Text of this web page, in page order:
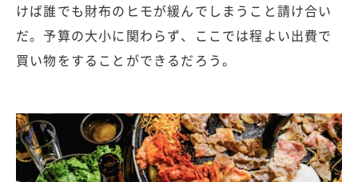
けば誰でも財布のヒモが緩んでしまうこと請け合い
だ。予算の大小に関わらず、ここでは程よい出費で
買い物をすることができるだろう。